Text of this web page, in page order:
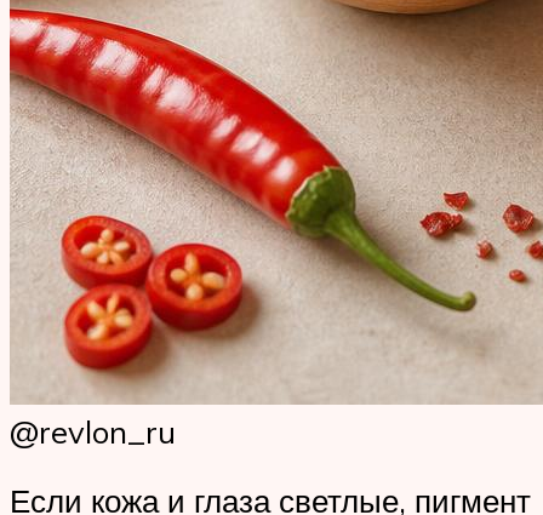
@revlon_ru
Если кожа и глаза светлые, пигмент